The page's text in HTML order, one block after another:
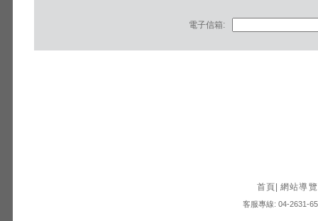
電子信箱:
首頁 網站導覽
客服專線: 04-2631-